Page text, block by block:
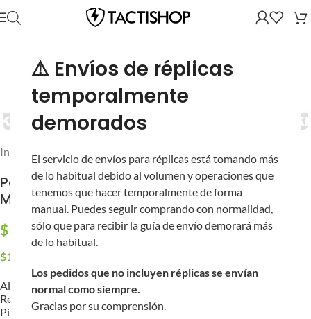
⚠️ Envíos de réplicas
temporalmente
demorados
El servicio de envíos para réplicas está tomando más
de lo habitual debido al volumen y operaciones que
tenemos que hacer temporalmente de forma
manual. Puedes seguir comprando con normalidad,
sólo que para recibir la guía de envío demorará más
de lo habitual.
Los pedidos que no incluyen réplicas se envían
normal como siempre.
Gracias por su comprensión.
Inicio
Pasador de Acero WE-Tech con Retén para
M4 / M16 de Airsoft
$170.00
$163.20
Aleación de acero de alta resistencia.
Retén, resorte de retén y tornillo de fijación incluidos.
Pieza de repuesto directa de fábrica.